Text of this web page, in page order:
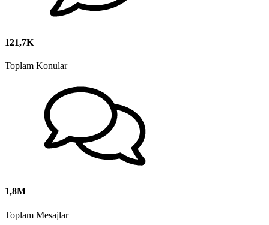
121,7K
Toplam Konular
1,8M
Toplam Mesajlar